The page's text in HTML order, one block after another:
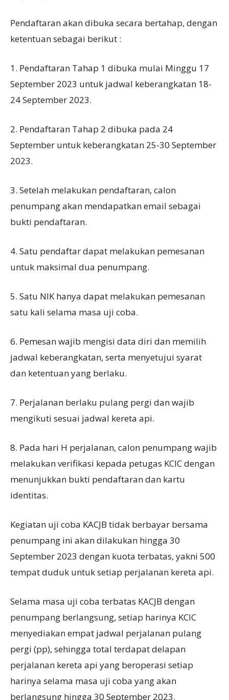
Pendaftaran akan dibuka secara bertahap, dengan
ketentuan sebagai berikut :
1. Pendaftaran Tahap 1 dibuka mulai Minggu 17
September 2023 untuk jadwal keberangkatan 18-
24 September 2023.
2. Pendaftaran Tahap 2 dibuka pada 24
September untuk keberangkatan 25-30 September
2023.
3. Setelah melakukan pendaftaran, calon
penumpang akan mendapatkan email sebagai
bukti pendaftaran.
4. Satu pendaftar dapat melakukan pemesanan
untuk maksimal dua penumpang.
5. Satu NIK hanya dapat melakukan pemesanan
satu kali selama masa uji coba.
6. Pemesan wajib mengisi data diri dan memilih
jadwal keberangkatan, serta menyetujui syarat
dan ketentuan yang berlaku.
7. Perjalanan berlaku pulang pergi dan wajib
mengikuti sesuai jadwal kereta api.
8. Pada hari H perjalanan, calon penumpang wajib
melakukan verifikasi kepada petugas KCIC dengan
menunjukkan bukti pendaftaran dan kartu
identitas.
Kegiatan uji coba KACJB tidak berbayar bersama
penumpang ini akan dilakukan hingga 30
September 2023 dengan kuota terbatas, yakni 500
tempat duduk untuk setiap perjalanan kereta api.
Selama masa uji coba terbatas KACJB dengan
penumpang berlangsung, setiap harinya KCIC
menyediakan empat jadwal perjalanan pulang
pergi (pp), sehingga total terdapat delapan
perjalanan kereta api yang beroperasi setiap
harinya selama masa uji coba yang akan
berlangsung hingga 30 September 2023.